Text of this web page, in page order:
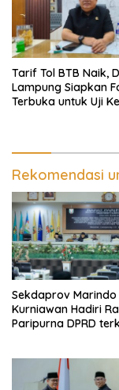
Tarif Tol BTB Naik,
Lampung Siapkan
Terbuka untuk Uji
Rekomendasi
Sekdaprov Marindo
Kurniawan Hadiri
Paripurna DPRD
Daerah Provinsi
Tahun 2026